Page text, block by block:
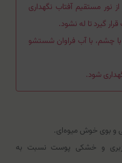
نور مستقیم آفتاب نگهداری
گیرد تا له نشود.
چشم، با آب فراوان شستشو
شود.
و بوی خوش میوه‌ای.
و خشکی پوست نسبت به